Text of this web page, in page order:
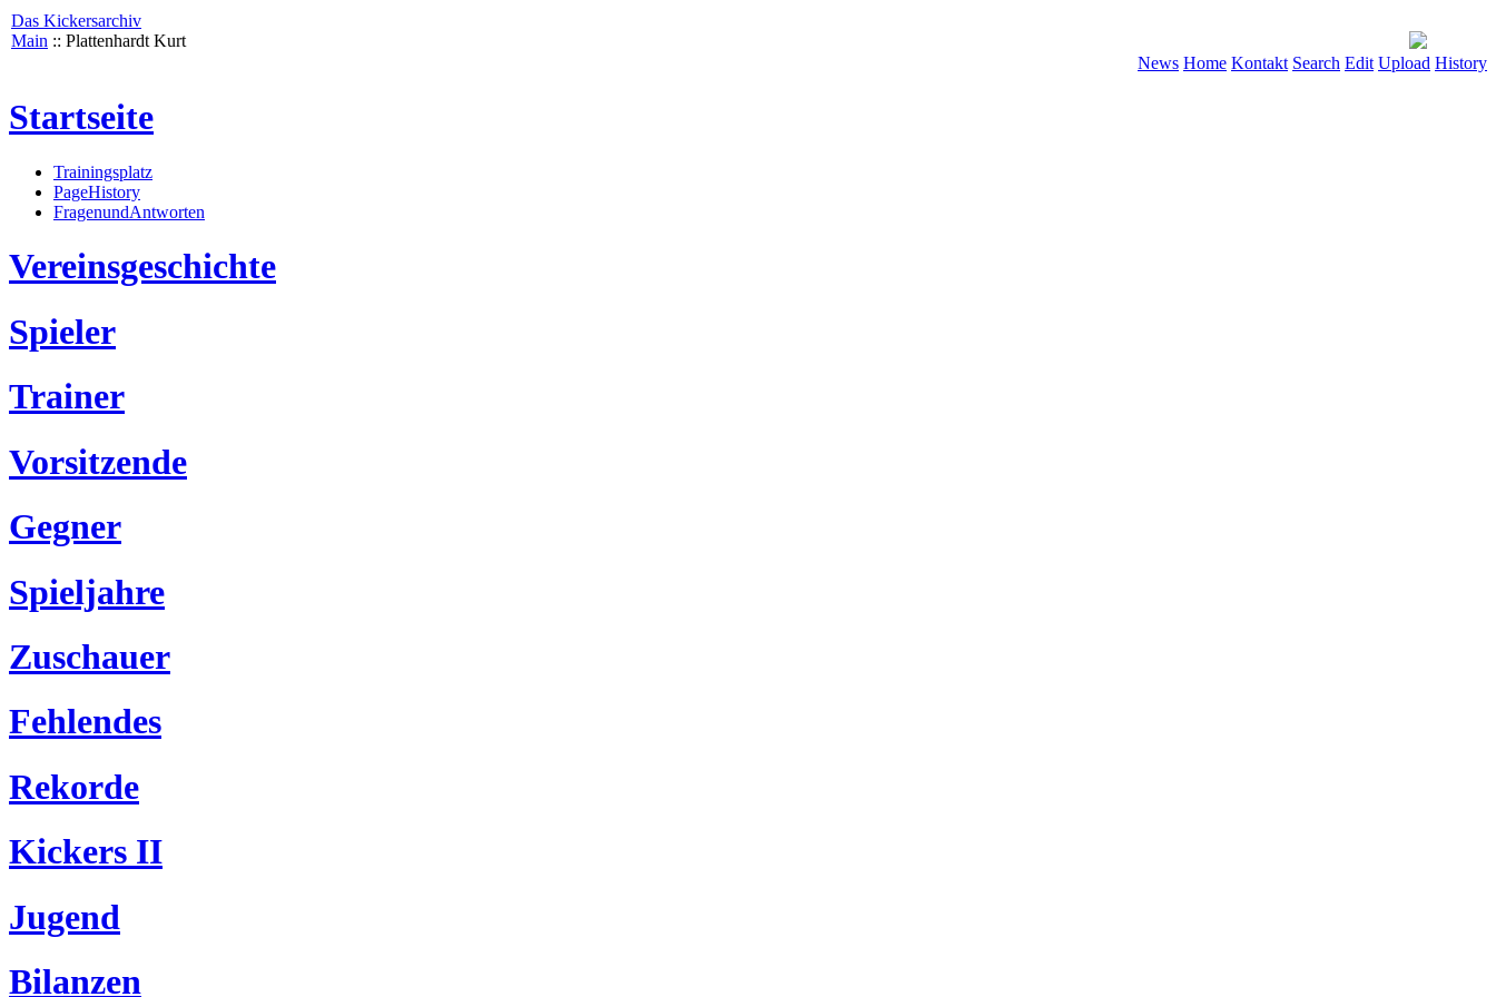
Das Kickersarchiv
Main :: Plattenhardt Kurt
News Home Kontakt Search Edit Upload History
Startseite
Trainingsplatz
PageHistory
FragenundAntworten
Vereinsgeschichte
Spieler
Trainer
Vorsitzende
Gegner
Spieljahre
Zuschauer
Fehlendes
Rekorde
Kickers II
Jugend
Bilanzen